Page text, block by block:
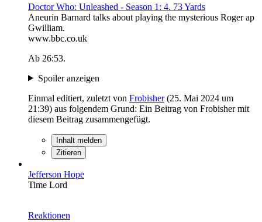
Doctor Who: Unleashed - Season 1: 4. 73 Yards
Aneurin Barnard talks about playing the mysterious Roger ap
Gwilliam.
www.bbc.co.uk
Ab 26:53.
Spoiler anzeigen
Einmal editiert, zuletzt von Frobisher(25. Mai 2024 um
21:39) aus folgendem Grund: Ein Beitrag von Frobisher mit
diesem Beitrag zusammengefügt.
Inhalt melden
Zitieren
Jefferson Hope
Time Lord
Reaktionen